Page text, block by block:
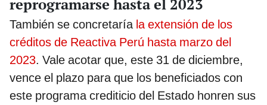
reprogramarse hasta el 2023
También se concretaría la extensión de los
créditos de Reactiva Perú hasta marzo del
2023. Vale acotar que, este 31 de diciembre,
vence el plazo para que los beneficiados con
este programa crediticio del Estado honren sus